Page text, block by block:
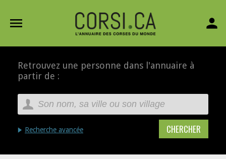
menu person
Retrouvez une personne dans l'annuaire à
partir de :
Recherche avancée